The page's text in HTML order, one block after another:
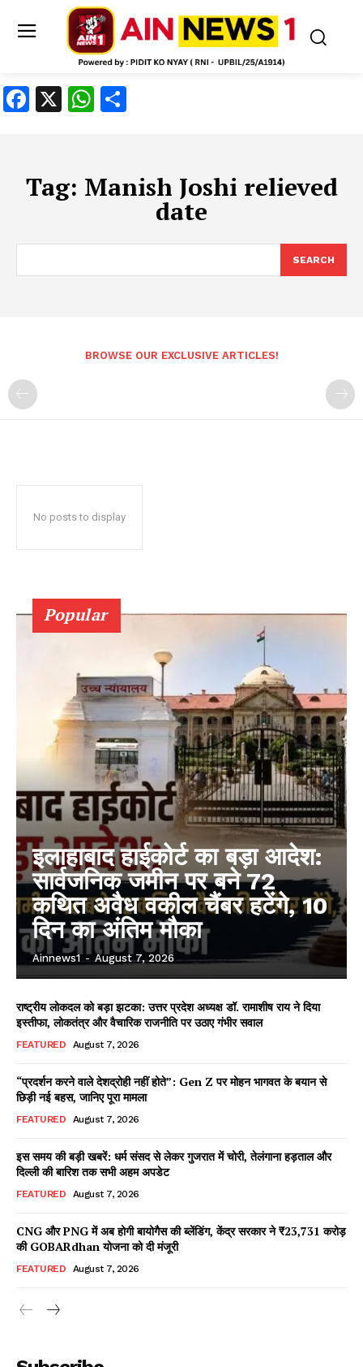
Facebook
X WhatsApp
Share
Read Latest News on AIN
NEWS 1 App
Facebook
X WhatsApp
Tag: Manish Joshi relieved
date
SEARCH
BROWSE OUR EXCLUSIVE ARTICLES!
No posts to display
Popular
इलाहाबाद हाईकोर्ट का बड़ा आदेश:
सार्वजनिक जमीन पर बने 72
कथित अवैध वकील चैंबर हटेंगे, 10
दिन का अंतिम मौका
Ainnews1 - August 7, 2026
राष्ट्रीय लोकदल को बड़ा झटका: उत्तर प्रदेश अध्यक्ष डॉ. रामाशीष राय ने दिया
इस्तीफा, लोकतंत्र और वैचारिक राजनीति पर उठाए गंभीर सवाल
FEATURED August 7, 2026
“प्रदर्शन करने वाले देशद्रोही नहीं होते”: Gen Z पर मोहन भागवत के बयान से
छिड़ी नई बहस, जानिए पूरा मामला
FEATURED August 7, 2026
इस समय की बड़ी खबरें: धर्म संसद से लेकर गुजरात में चोरी, तेलंगाना हड़ताल और
दिल्ली की बारिश तक सभी अहम अपडेट
FEATURED August 7, 2026
CNG और PNG में अब होगी बायोगैस की ब्लेंडिंग, केंद्र सरकार ने ₹23,731 करोड़
की GOBARdhan योजना को दी मंजूरी
FEATURED August 7, 2026